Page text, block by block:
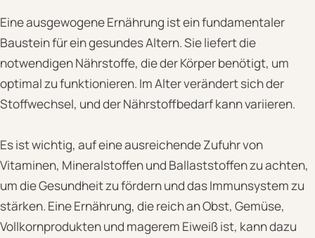
Eine ausgewogene Ernährung ist ein fundamentaler
Baustein für ein gesundes Altern. Sie liefert die
notwendigen Nährstoffe, die der Körper benötigt, um
optimal zu funktionieren. Im Alter verändert sich der
Stoffwechsel, und der Nährstoffbedarf kann variieren.
Es ist wichtig, auf eine ausreichende Zufuhr von
Vitaminen, Mineralstoffen und Ballaststoffen zu achten,
um die Gesundheit zu fördern und das Immunsystem zu
stärken. Eine Ernährung, die reich an Obst, Gemüse,
Vollkornprodukten und magerem Eiweiß ist, kann dazu